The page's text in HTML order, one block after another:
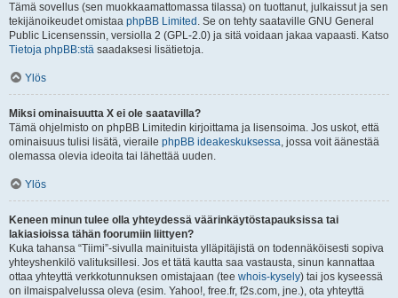
Tämä sovellus (sen muokkaamattomassa tilassa) on tuottanut, julkaissut ja sen
tekijänoikeudet omistaa phpBB Limited . Se on tehty saataville GNU General
Public Licensenssin, versiolla 2 (GPL-2.0) ja sitä voidaan jakaa vapaasti. Katso
Tietoja phpBB:stä saadaksesi lisätietoja.
Ylös
Miksi ominaisuutta X ei ole saatavilla?
Tämä ohjelmisto on phpBB Limitedin kirjoittama ja lisensoima. Jos uskot, että
ominaisuus tulisi lisätä, vieraile phpBB ideakeskuksessa, jossa voit äänestää
olemassa olevia ideoita tai lähettää uuden.
Ylös
Keneen minun tulee olla yhteydessä väärinkäytöstapauksissa tai
lakiasioissa tähän foorumiin liittyen?
Kuka tahansa “Tiimi”-sivulla mainituista ylläpitäjistä on todennäköisesti sopiva
yhteyshenkilö valituksillesi. Jos et tätä kautta saa vastausta, sinun kannattaa
ottaa yhteyttä verkkotunnuksen omistajaan (tee whois-kysely) tai jos kyseessä
on ilmaispalvelussa oleva (esim. Yahoo!, free.fr, f2s.com, jne.), ota yhteyttä